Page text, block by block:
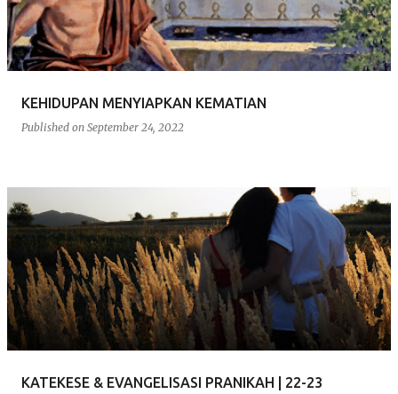
KEHIDUPAN MENYIAPKAN KEMATIAN
Published on September 24, 2022
KATEKESE & EVANGELISASI PRANIKAH | 22-23